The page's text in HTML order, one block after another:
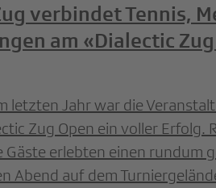
verbindet Tennis,
am «Dialectic
letzten Jahr war die
Zug Open ein voller Erfolg.
Gäste erlebten einen rundum
Abend auf dem